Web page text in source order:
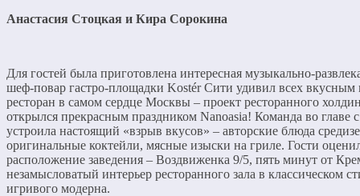
Анастасия Стоцкая и Кира Сорокина
Для гостей была приготовлена интересная музыкально-
шеф-повар гастро-площадки Kostér Сити удивил всех
ресторан в самом сердце Москвы – проект ресторанного
открылся прекрасным праздником Nanoasia! Команда во
устроила настоящий «взрыв вкусов» – авторские блюда
оригинальные коктейли, мясные изыски на гриле. Гости
расположение заведения – Воздвиженка 9/5, пять минут от
незамысловатый интерьер ресторанного зала в классическом
игривого модерна.